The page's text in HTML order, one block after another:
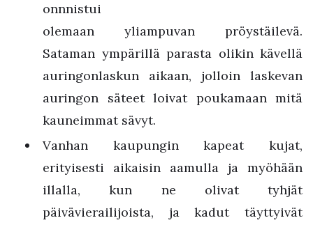
onnnistui
olemaan yliampuvan pröystäilevä.
Sataman ympärillä parasta olikin kävellä
auringonlaskun aikaan, jolloin laskevan
auringon säteet loivat poukamaan mitä
kauneimmat sävyt.
Vanhan kaupungin kapeat kujat,
erityisesti aikaisin aamulla ja myöhään
illalla, kun ne olivat tyhjät
päivävierailijoista, ja kadut täyttyivät